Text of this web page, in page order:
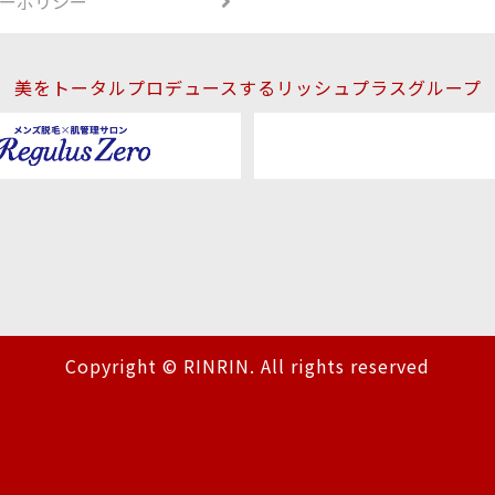
美をトータルプロデュースするリッシュプラスグループ
Copyright © RINRIN. All rights reserved